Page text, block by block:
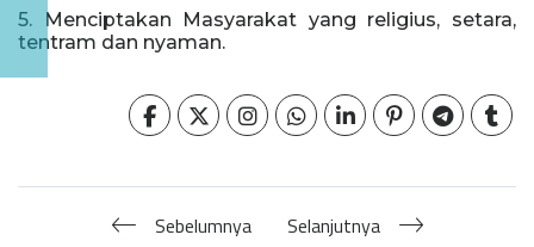
5. Menciptakan Masyarakat yang religius, setara,
tentram dan nyaman.
Sebelumnya Selanjutnya